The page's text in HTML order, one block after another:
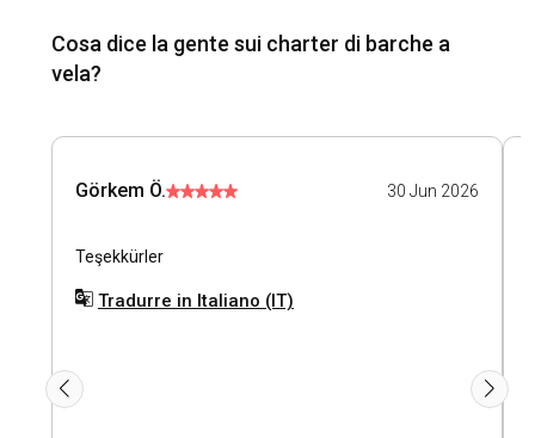
Cosa dice la gente sui charter di barche a
vela?
Görkem Ö. 30 Jun 2026
Teşekkürler
Tradurre in Italiano (IT)